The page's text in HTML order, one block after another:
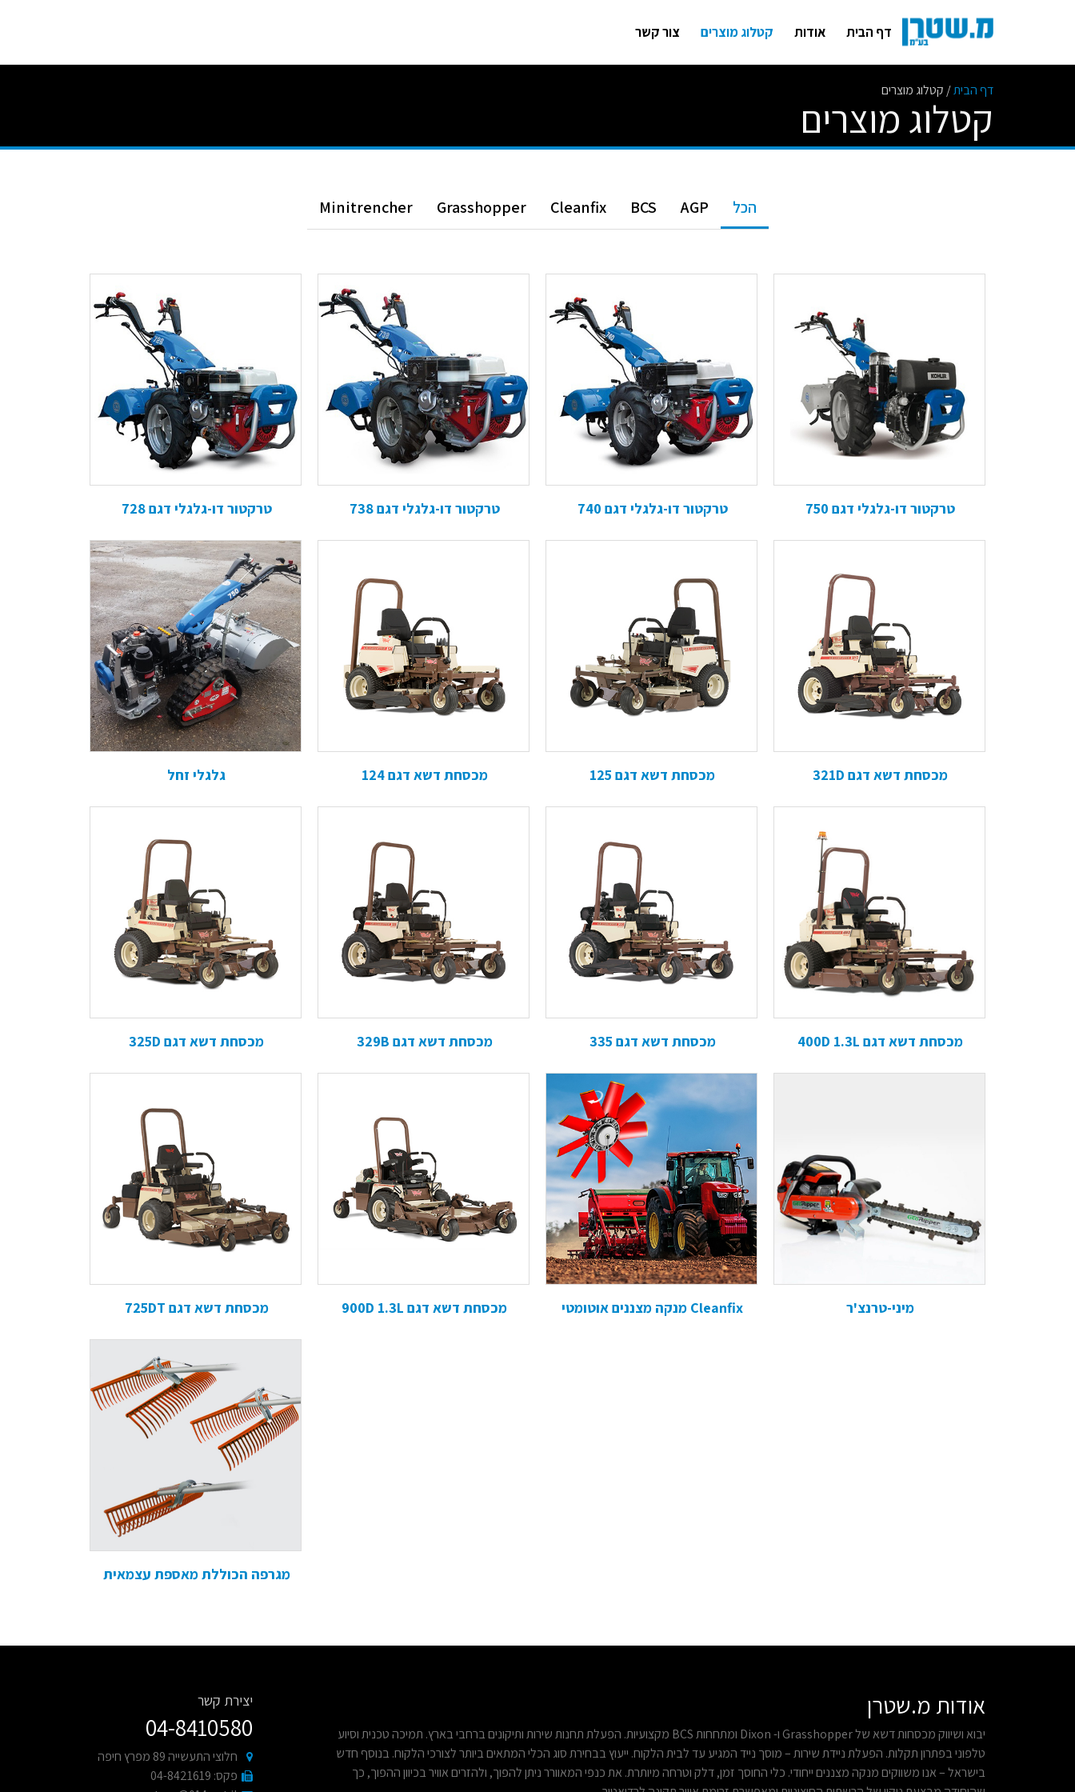
דף הבית אודות קטלוג מוצרים צור קשר
דף הבית/ קטלוג מוצרים
קטלוג מוצרים
הכל AGP
BCS
Cleanfix
Grasshopper
Minitrencher
טרקטור דו-גלגלי דגם 728 טרקטור דו-גלגלי דגם 738 טרקטור דו-גלגלי דגם 740 טרקטור דו-גלגלי דגם 750
גלגלי זחל מכסחת דשא דגם 124 מכסחת דשא דגם 125 מכסחת דשא דגם 321D
מכסחת דשא דגם 325D מכסחת דשא דגם 329B מכסחת דשא דגם 335 מכסחת דשא דגם 400D 1.3L
מכסחת דשא דגם 725DT מכסחת דשא דגם 900D 1.3L Cleanfix מנקה מצננים אוטומטי מיני-טרנצ'ר
מגרפה הכוללת מאספת עצמאית
אודות מ.שטרן
יבוא ושיווק מכסחות דשא של Grasshopper ו- Dixon ומתחחות BCS מקצועיות. הפעלת תחנות שירות ותיקונים ברחבי בארץ. תמיכה טכנית וסיוע
טלפוני בפתרון תקלות. הפעלת ניידת שירות – מוסך נייד המגיע עד לבית הלקוח. ייעוץ בבחירת סוג הכלי המתאים ביותר לצורכי הלקוח. בנוסף חדש
בישראל – אנו משווקים מנקה מצננים ייחודי. כלי החוסך זמן, דלק וטרחה מיותרת. את כנפי המאוורר ניתן להפוך, ולהזרים אוויר בכיוון ההפוך, כך
יצירת קשר
04-8410580
חלוצי התעשייה 89 מפרץ חיפה
פקס: 04-8421619